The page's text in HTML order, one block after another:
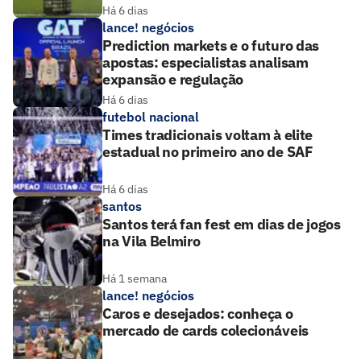
Há 6 dias
lance! negócios
Prediction markets e o futuro das
apostas: especialistas analisam
expansão e regulação
Há 6 dias
futebol nacional
Times tradicionais voltam à elite
estadual no primeiro ano de SAF
Há 6 dias
santos
Santos terá fan fest em dias de jogos
na Vila Belmiro
Há 1 semana
lance! negócios
Caros e desejados: conheça o
mercado de cards colecionáveis